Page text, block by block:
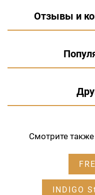
Отзывы и
Смотрите
INDIGO